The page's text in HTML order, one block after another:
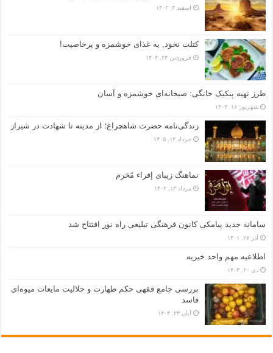
اسفند ۳, ۱۴۰۲
کتلت نخود, یه غذای خوشمزه و پرخاصیت!
فروردین ۲۳, ۱۴۰۳
طرز تهیه پنکیک خانگی: صبحانه‌ای خوشمزه و آسان
شهریور ۱۶, ۱۴۰۳
زندگی‌نامه حضرت شاهچراغ؛ از مدینه تا شهادت در شیراز
خرداد ۱۲, ۱۴۰۵
نماهنگ زیبای إقراء مُحَرم
مرداد ۱۳, ۱۴۰۲
سامانه جدید پیامکی کانون فرهنگی تبلیغی راه نور افتتاح شد
آذر ۲۷, ۱۴۰۱
اطلاعیه مهم واحد خیریه
دی ۲۰, ۱۴۰۳
بررسی جامع فقهی حکم طهارت و حلالیت مایعات میوه‌ای
فاسد
آبان ۲۳, ۱۴۰۴